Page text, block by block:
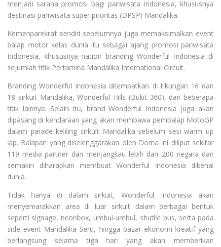
menjadi sarana promosi bagi pariwisata Indonesia, khususnya
destinasi pariwisata super prioritas (DPSP) Mandalika.
Kemenparekraf sendiri sebelumnya juga memaksimalkan event
balap motor kelas dunia itu sebagai ajang promosi pariwisata
Indonesia, khususnya nation branding Wonderful Indonesia di
sejumlah titik Pertamina Mandalika International Circuit.
Branding Wonderful Indonesia ditempatkan di tikungan 16 dan
18 sirkuit Mandalika, Wonderful Hills (Bukit 360), dan beberapa
titik lainnya. Selain itu, brand Wonderful Indonesia juga akan
dipasang di kendaraan yang akan membawa pembalap MotoGP
dalam parade keliling sirkuit Mandalika sebelum sesi warm up
lap. Balapan yang diselenggarakan oleh Dorna ini diliput sekitar
119 media partner dan menjangkau lebih dari 200 negara dan
semakin diharapkan membuat Wonderful Indonesia dikenal
dunia.
Tidak hanya di dalam sirkuit, Wonderful Indonesia akan
menyemarakkan area di luar sirkuit dalam berbagai bentuk
seperti signage, neonbox, umbul-umbul, shutlle bus, serta pada
side event Mandalika Seru, hingga bazar ekonomi kreatif yang
berlangsung selama tiga hari yang akan memberikan